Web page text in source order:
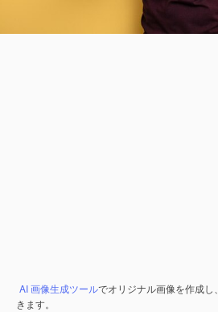
AI 画像生成ツールでオリジナル画像を作成し、
きます。